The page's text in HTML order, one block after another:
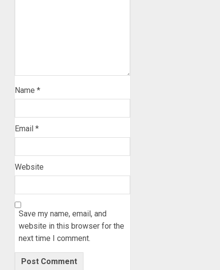
Name *
Email *
Website
Save my name, email, and
website in this browser for the
next time I comment.